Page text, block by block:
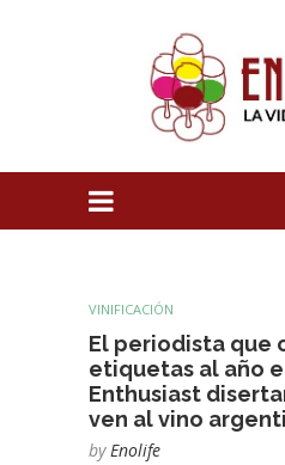
VINIFICACIÓN
El periodista que
etiquetas al año
Enthusiast
ven al vino
by Enolife